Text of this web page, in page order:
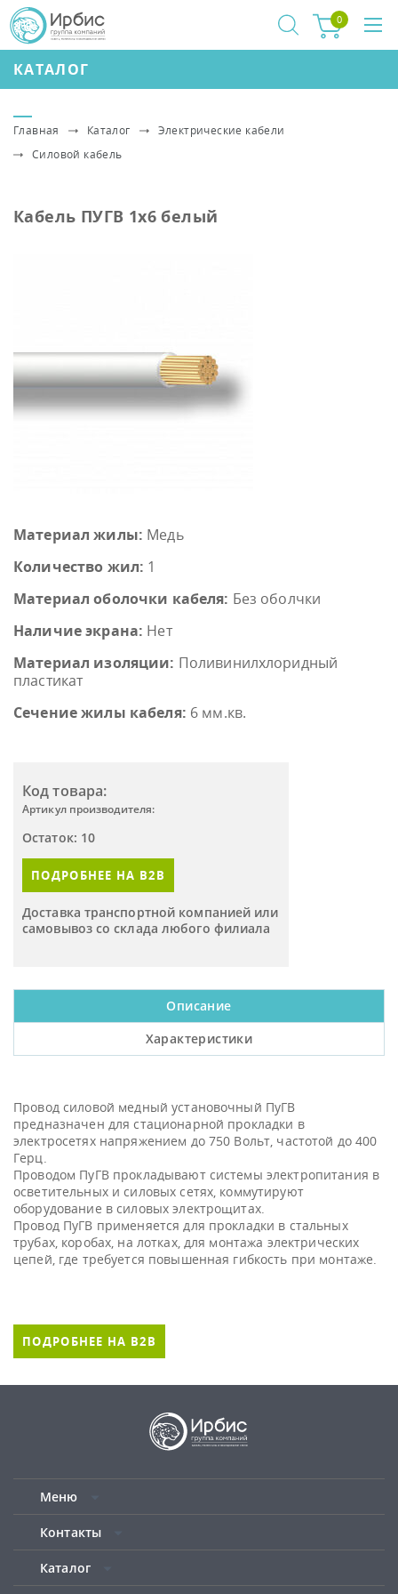
КАТАЛОГ
0
Главная Каталог
Электрические кабели
Силовой кабель
Кабель ПУГВ 1х6 белый
Материал жилы: Медь
Количество жил: 1
Материал оболочки кабеля: Без оболчки
Наличие экрана: Нет
Материал изоляции: Поливинилхлоридный
пластикат
Сечение жилы кабеля: 6 мм.кв.
Код товара:
Артикул производителя:
Остаток: 10
ПОДРОБНЕЕ НА B2B
Доставка транспортной компанией или
самовывоз со склада любого филиала
Описание
Характеристики
Провод силовой медный установочный ПуГВ
предназначен для стационарной прокладки в
электросетях напряжением до 750 Вольт, частотой до 400
Герц.
Проводом ПуГВ прокладывают системы электропитания в
осветительных и силовых сетях, коммутируют
оборудование в силовых электрощитах.
Провод ПуГВ применяется для прокладки в стальных
трубах, коробах, на лотках, для монтажа электрических
цепей, где требуется повышенная гибкость при монтаже.
ПОДРОБНЕЕ НА B2B
Меню
Контакты
Каталог